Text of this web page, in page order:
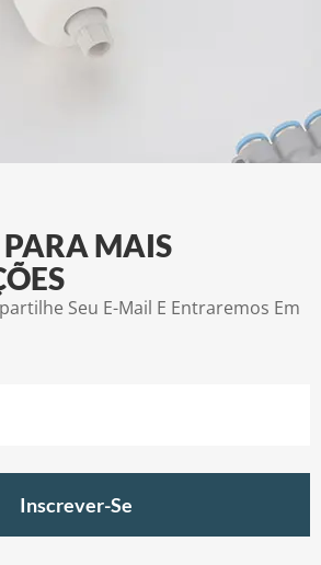
PARA MAIS
Seu E-Mail E Entraremos Em
Inscrever-Se